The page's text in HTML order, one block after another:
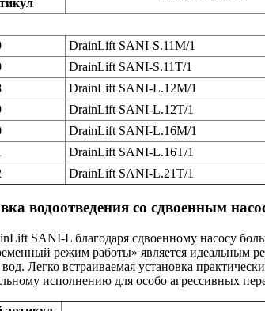
DrainLift SANI‐S.11M/1
DrainLift SANI‐S.11T/1
DrainLift SANI‐L.12M/1
DrainLift SANI‐L.12T/1
DrainLift SANI‐L.16M/1
DrainLift SANI‐L.16T/1
DrainLift SANI‐L.21T/1
водоотведения со сдвоенным
SANI-L благодаря сдвоенному насосу
режим работы» является идеальным
Легко встраиваемая установка
исполнению для особо агрессивных